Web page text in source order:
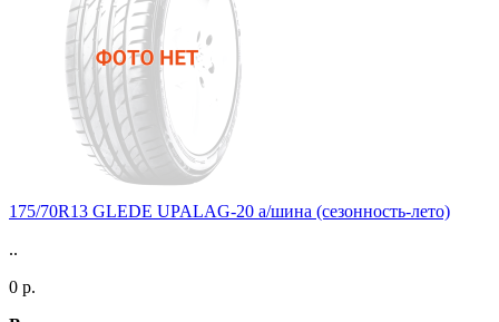
175/70R13 GLEDE UPALAG-20 а/шина (сезонность-лето)
..
0 р.